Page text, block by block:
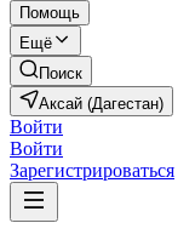
Помощь
Ещё
Поиск
Аксай (Дагестан)
Войти
Войти
Зарегистрироваться